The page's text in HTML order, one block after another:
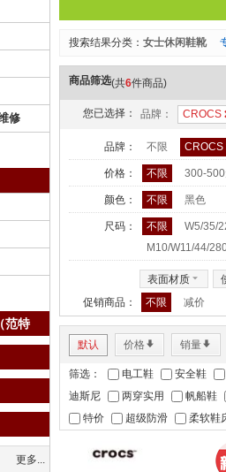
搜索结果分类： 女士休闲鞋靴
商品筛选(共6件商品)
您已选择： 品牌： CROCS
品牌： 不限 CROCS
价格： 不限 300-
颜色： 不限 黑色
尺码： 不限 W5/35/
M10/W11/44/
表面材质 6
促销商品： 不限 减价
默认 价格* 销量*
筛选： 电工鞋 安全鞋
迪斯尼
两穿实用 帆船鞋
特价
超级防滑 柔软鞋
修
范特
更多...